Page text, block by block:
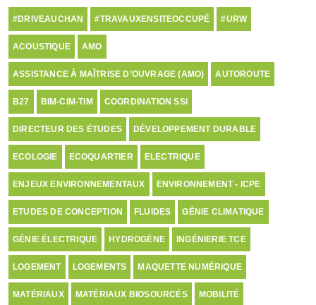
#DRIVEAUCHAN #TRAVAUXENSITEOCCUPÉ #URW
ACOUSTIQUE AMO
ASSISTANCE À MAÎTRISE D’OUVRAGE (AMO) AUTOROUTE
B27 BIM-CIM-TIM COORDINATION SSI
DIRECTEUR DES ÉTUDES DÉVELOPPEMENT DURABLE
ECOLOGIE ECOQUARTIER ELECTRIQUE
ENJEUX ENVIRONNEMENTAUX ENVIRONNEMENT - ICPE
ETUDES DE CONCEPTION FLUIDES GÉNIE CLIMATIQUE
GÉNIE ÉLECTRIQUE HYDROGÈNE INGÉNIERIE TCE
LOGEMENT LOGEMENTS MAQUETTE NUMÉRIQUE
MATÉRIAUX MATÉRIAUX BIOSOURCÉS MOBILITÉ